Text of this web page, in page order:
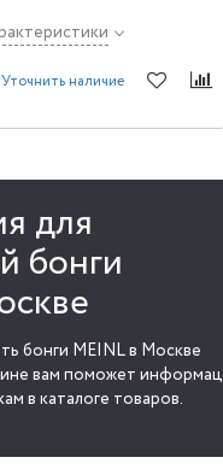
Уточнить наличие
для
бонги
бонги MEINL в Москве
вам поможет
в каталоге товаров.